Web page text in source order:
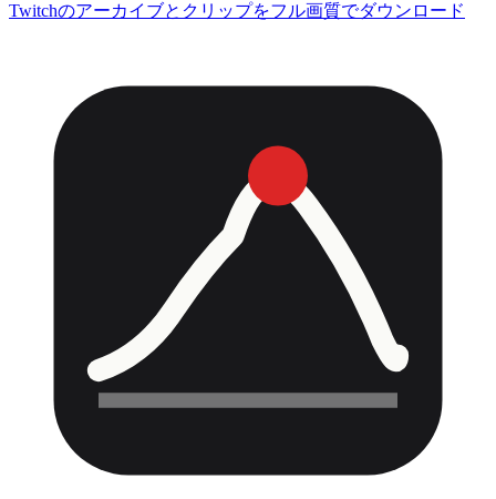
Twitchのアーカイブとクリップをフル画質でダウンロード